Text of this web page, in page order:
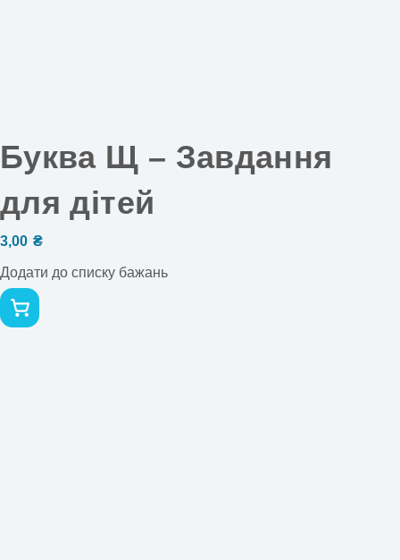
Буква Щ – Завдання
для дітей
3,00 ₴
Додати до списку бажань